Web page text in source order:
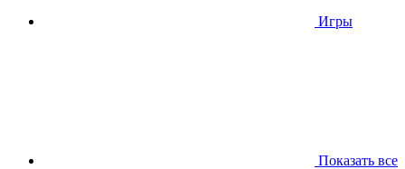
Игры
Показать все